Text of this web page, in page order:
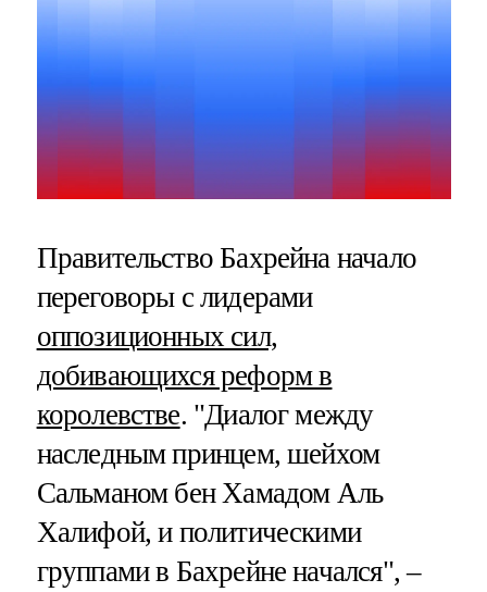
Правительство Бахрейна начало
переговоры с лидерами
оппозиционных сил,
добивающихся реформ в
королевстве. "Диалог между
наследным принцем, шейхом
Сальманом бен Хамадом Аль
Халифой, и политическими
группами в Бахрейне начался", –